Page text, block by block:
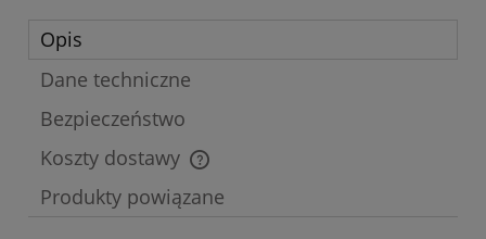
Opis
Dane techniczne
Bezpieczeństwo
Koszty dostawy
Cena nie zawiera ewentualnych kosztów płatności
Produkty powiązane